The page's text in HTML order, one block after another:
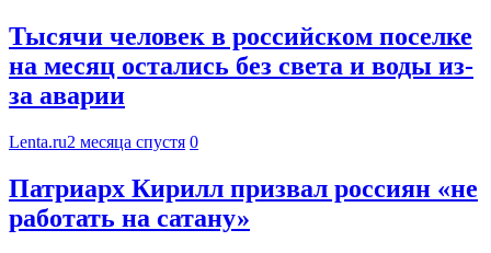
Тысячи человек в российском поселке
на месяц остались без света и воды из-
за аварии
Lenta.ru2 месяца спустя 0
Патриарх Кирилл призвал россиян «не
работать на сатану»